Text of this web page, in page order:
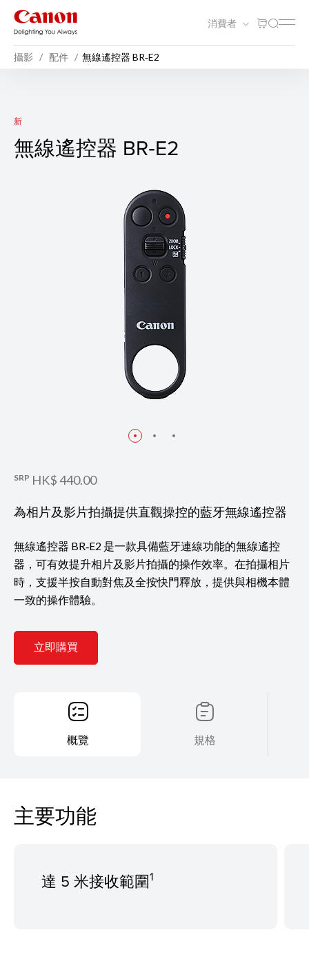
消費者
攝影 配件 無線遙控器 BR‑E2
無線遙控器 BR‑E2
新
無線遙控器 BR‑E2
SRP HK$ 440.00
為相片及影片拍攝提供直觀操控的藍牙無線遙控器
無線遙控器 BR‑E2 是一款具備藍牙連線功能的無線遙控
器，可有效提升相片及影片拍攝的操作效率。在拍攝相片
時，支援半按自動對焦及全按快門釋放，提供與相機本體
一致的操作體驗。
立即購買
概覽 規格
主要功能
達 5 米接收範圍1